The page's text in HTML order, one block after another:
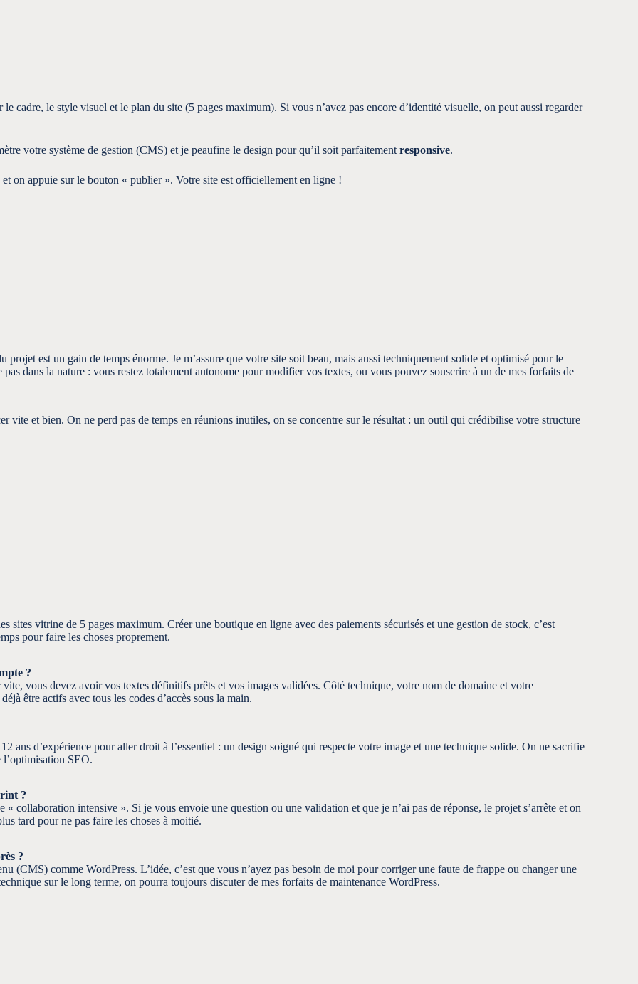
cadre, le style visuel et le plan du site (5 pages maximum). Si vous n’avez pas encore d’identité visuelle, on peut aussi regarder
votre système de gestion (CMS) et je peaufine le design pour qu’il soit parfaitementresponsive.
on appuie sur le bouton « publier ». Votre site est officiellement en ligne !
est un gain de temps énorme. Je m’assure que votre site soit beau, mais aussi techniquement solide et optimisé pour le
dans la nature : vous restez totalement autonome pour modifier vos textes, ou vous pouvez souscrire à un de mes forfaits de
vite et bien. On ne perd pas de temps en réunions inutiles, on se concentre sur le résultat : un outil qui crédibilise votre structure
sites vitrine de 5 pages maximum. Créer une boutique en ligne avec des paiements sécurisés et une gestion de stock, c’est
pour faire les choses proprement.
?
vous devez avoir vos textes définitifs prêts et vos images validées. Côté technique, votre nom de domaine et votre
être actifs avec tous les codes d’accès sous la main.
ans d’expérience pour aller droit à l’essentiel : un design soigné qui respecte votre image et une technique solide. On ne sacrifie
l’optimisation SEO.
?
collaboration intensive ». Si je vous envoie une question ou une validation et que je n’ai pas de réponse, le projet s’arrête et on
tard pour ne pas faire les choses à moitié.
?
(CMS) comme WordPress. L’idée, c’est que vous n’ayez pas besoin de moi pour corriger une faute de frappe ou changer une
sur le long terme, on pourra toujours discuter de mes forfaits demaintenance WordPress.